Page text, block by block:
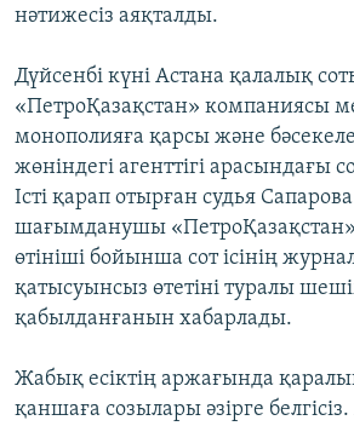
нәтижесіз аяқталды.
Дүйсенбі күні Астана қалалық
«ПетроҚазақстан» компаниясы
монополияға қарсы және
жөніндегі агенттігі арасындағы
Істі қарап отырған судья
шағымданушы
өтініші бойынша сот ісінің
қатысуынсыз өтетіні туралы
қабылданғанын хабарлады.
Жабық есіктің аржағында
қаншаға созылары әзірге